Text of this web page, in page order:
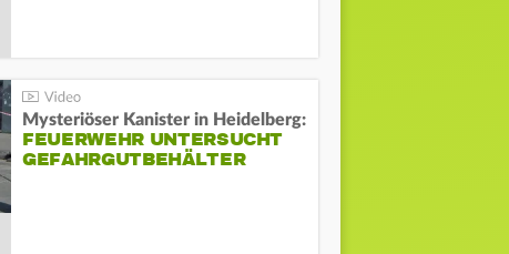
Mysteriöser Kanister in Heidelberg:
FEUERWEHR UNTERSUCHT
GEFAHRGUTBEHÄLTER